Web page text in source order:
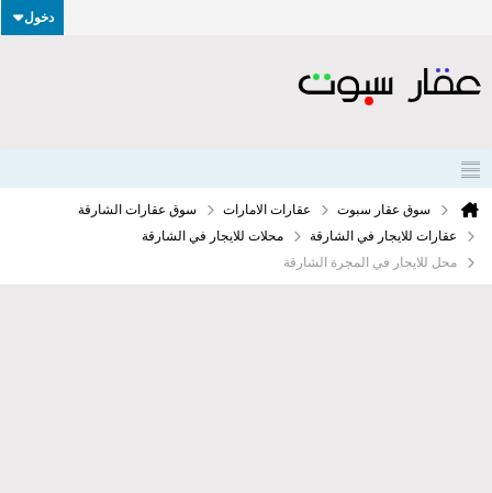
دخول
سوق عقار سبوت عقارات الامارات
سوق عقارات الشارقة
عقارات للايجار في الشارقة
محلات للايجار في الشارقة
محل للايجار في المجرة الشارقة